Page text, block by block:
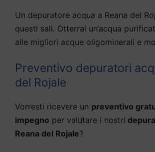
Un depuratore acqua a Reana del
questi sali. Otterrai un’acqua
alle migliori acque oligominerali e
Preventivo depuratori
del Rojale
Vorresti ricevere un preventivo
impegno per valutare i nostri
Reana del Rojale?